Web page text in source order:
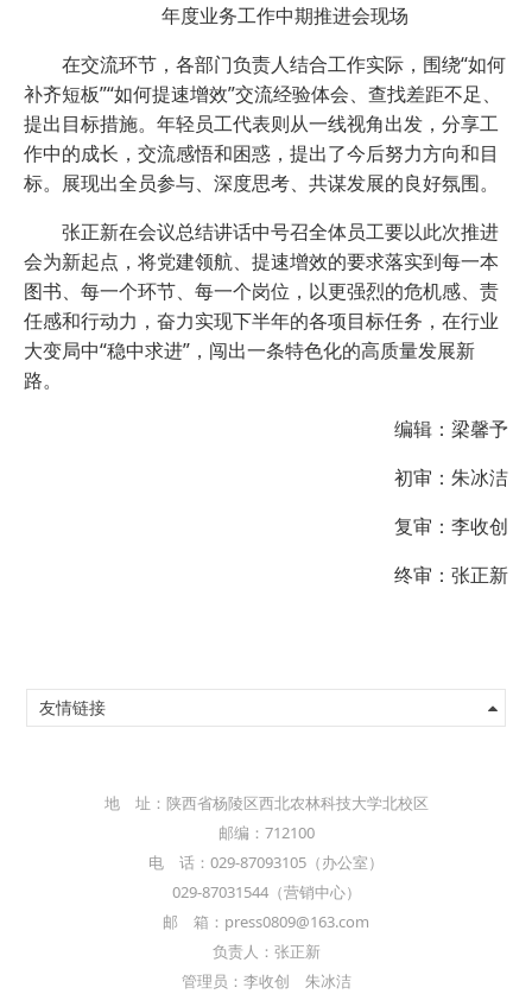
年度业务工作中期推进会现场
在交流环节，各部门负责人结合工作实际，围绕“如何
补齐短板”“如何提速增效”交流经验体会、查找差距不足、
提出目标措施。年轻员工代表则从一线视角出发，分享工
作中的成长，交流感悟和困惑，提出了今后努力方向和目
标。展现出全员参与、深度思考、共谋发展的良好氛围。
张正新在会议总结讲话中号召全体员工要以此次推进
会为新起点，将党建领航、提速增效的要求落实到每一本
图书、每一个环节、每一个岗位，以更强烈的危机感、责
任感和行动力，奋力实现下半年的各项目标任务，在行业
大变局中“稳中求进”，闯出一条特色化的高质量发展新
路。
编辑：梁馨予
初审：朱冰洁
复审：李收创
终审：张正新
友情链接
地 址：陕西省杨陵区西北农林科技大学北校区
邮编：712100
电 话：029-87093105（办公室）
029-87031544（营销中心）
邮 箱：press0809@163.com
负责人：张正新
管理员：李收创 朱冰洁